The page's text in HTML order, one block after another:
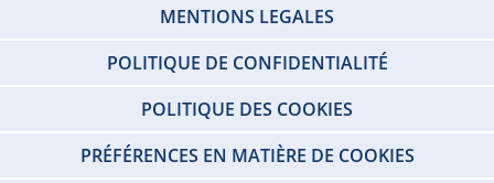
MENTIONS LEGALES
POLITIQUE DE CONFIDENTIALITÉ
POLITIQUE DES COOKIES
PRÉFÉRENCES EN MATIÈRE DE COOKIES